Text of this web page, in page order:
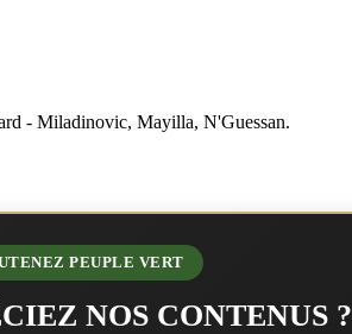
- Miladinovic, Mayilla, N'Guessan.
PEUPLE VERT
NOS CONTENUS ?